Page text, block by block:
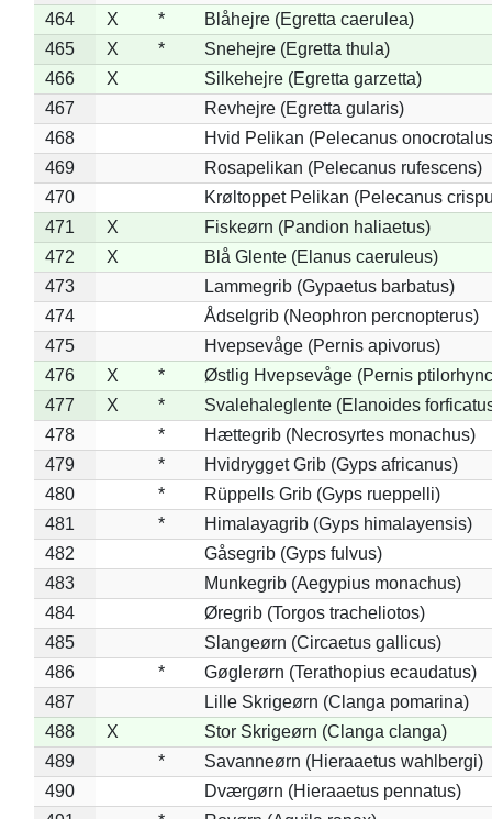
464
X *
Blåhejre (Egretta caerulea)
465
X *
Snehejre (Egretta thula)
466
X
Silkehejre (Egretta garzetta)
467
Revhejre (Egretta gularis)
468
Hvid Pelikan (Pelecanus
469
Rosapelikan (Pelecanus rufescens)
470
Krøltoppet Pelikan (Pelecanus
471
X
Fiskeørn (Pandion haliaetus)
472
X
Blå Glente (Elanus caeruleus)
473
Lammegrib (Gypaetus barbatus)
474
Ådselgrib (Neophron percnopterus)
475
Hvepsevåge (Pernis apivorus)
476
X *
Østlig Hvepsevåge (Pernis
477
X *
Svalehaleglente (Elanoides
478
*
Hættegrib (Necrosyrtes monachus)
479
*
Hvidrygget Grib (Gyps africanus)
480
*
Rüppells Grib (Gyps rueppelli)
481
*
Himalayagrib (Gyps himalayensis)
482
Gåsegrib (Gyps fulvus)
483
Munkegrib (Aegypius monachus)
484
Øregrib (Torgos tracheliotos)
485
Slangeørn (Circaetus gallicus)
486
*
Gøglerørn (Terathopius ecaudatus)
487
Lille Skrigeørn (Clanga pomarina)
488
X
Stor Skrigeørn (Clanga clanga)
489
*
Savanneørn (Hieraaetus wahlbergi)
490
Dværgørn (Hieraaetus pennatus)